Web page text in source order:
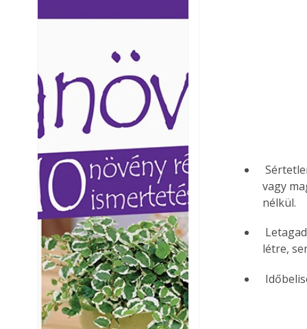
Sértetlenség (integritás): az aláírt tartalom, információ (ami lehet egy dokumentum
vagy
nélkül.
létre,